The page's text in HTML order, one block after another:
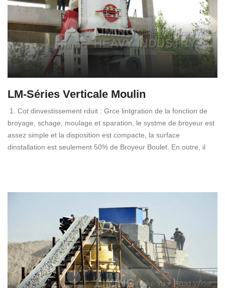
LM-Séries Verticale Moulin
1. Cot dinvestissement rduit : Grce lintgration de la fonction de
broyage, schage, moulage et sparation, le systme de broyeur est
assez simple et la disposition est compacte, la surface
dinstallation est seulement 50% de Broyeur Boulet. En outre, il